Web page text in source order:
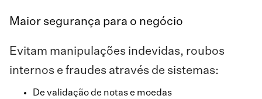
Maior segurança para o negócio
Evitam manipulações indevidas, roubos
internos e fraudes através de sistemas:
De validação de notas e moedas